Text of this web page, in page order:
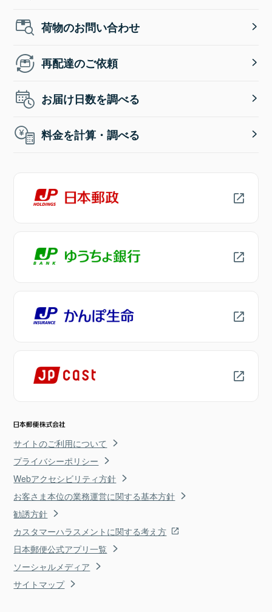
荷物のお問い合わせ
再配達のご依頼
お届け日数を調べる
料金を計算・調べる
サイトのご利用について
プライバシーポリシー
Webアクセシビリティ方針
お客さま本位の業務運営に関する基本方針
勧誘方針
カスタマーハラスメントに関する考え方
日本郵便公式アプリ一覧
ソーシャルメディア
サイトマップ